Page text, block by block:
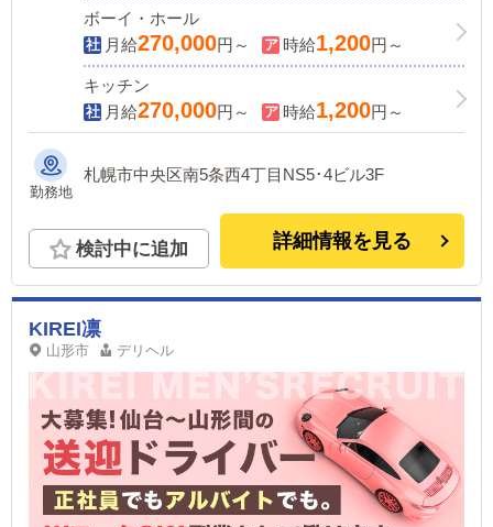
ボーイ・ホール
月給270,000円～ 時給1,200円～
キッチン
月給270,000円～ 時給1,200円～
勤務地
札幌市中央区南5条西4丁目NS5･4ビル3F
検討中に追加 詳細情報を見る
KIREI凛
山形市 デリヘル